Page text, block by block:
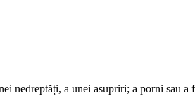
nedreptăți, a unei asupriri; a porni sau a